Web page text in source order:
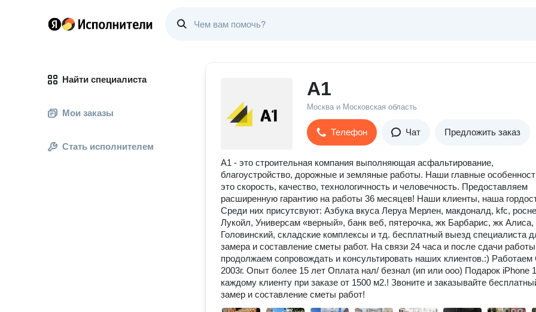
Найти специалиста
Мои заказы
Стать исполнителем
А1
Москва и Московская область
Телефон Чат Предложить заказ
А1 - это строительная компания выполняющая асфальтирование,
благоустройство, дорожные и земляные работы. Наши главные
это скорость, качество, технологичность и человечность. Предоставляем
расширенную гарантию на работы 36 месяцев! Наши клиенты, наша
Среди них присутсвуют: Азбука вкуса Леруа Мерлен, макдоналд, kfc,
Лукойл, Универсам «верный», банк веб, пятерочка, жк Барбарис, жк Алиса,
Головинский, складские комплексы и тд. бесплатный выезд специалиста
замера и составление сметы работ. На связи 24 часа и после сдачи работы
продолжаем сопровождать и консультировать наших клиентов.:) Работаем
2003г. Опыт более 15 лет Оплата нал/ безнал (ип или ооо) Подарок iPhone
каждому клиенту при заказе от 1500 м2.! Звоните и заказывайте
замер и составление сметы работ!